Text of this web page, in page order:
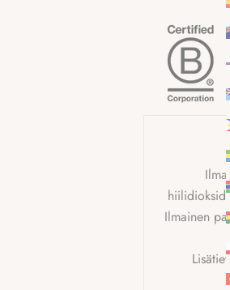
Ilmainen